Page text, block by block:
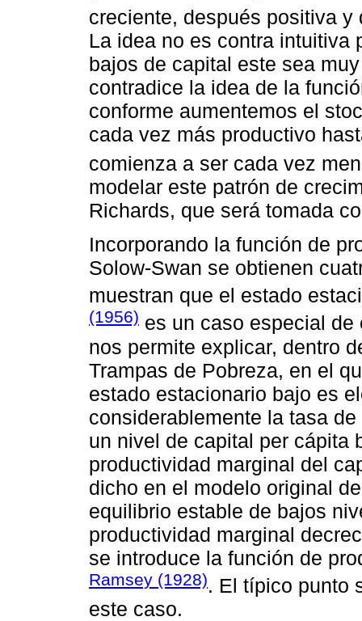
creciente, después positiva
La idea no es contra intuitiva
bajos de capital este sea
contradice la idea de la
conforme aumentemos el
cada vez más productivo
comienza a ser cada vez
modelar este patrón de
Richards, que será tomada
Incorporando la función de
Solow-Swan se obtienen
muestran que el estado
(1956) es un caso especial
nos permite explicar, dentro
Trampas de Pobreza, en el
estado estacionario bajo es
considerablemente la tasa
un nivel de capital per cápita
productividad marginal del
dicho en el modelo original
equilibrio estable de bajos
productividad marginal
se introduce la función de
Ramsey (1928). El típico punto
este caso.